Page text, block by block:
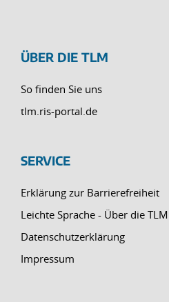
ÜBER DIE TLM
So finden Sie uns
tlm.ris-portal.de
SERVICE
Erklärung zur Barrierefreiheit
Leichte Sprache - Über die TLM
Datenschutzerklärung
Impressum